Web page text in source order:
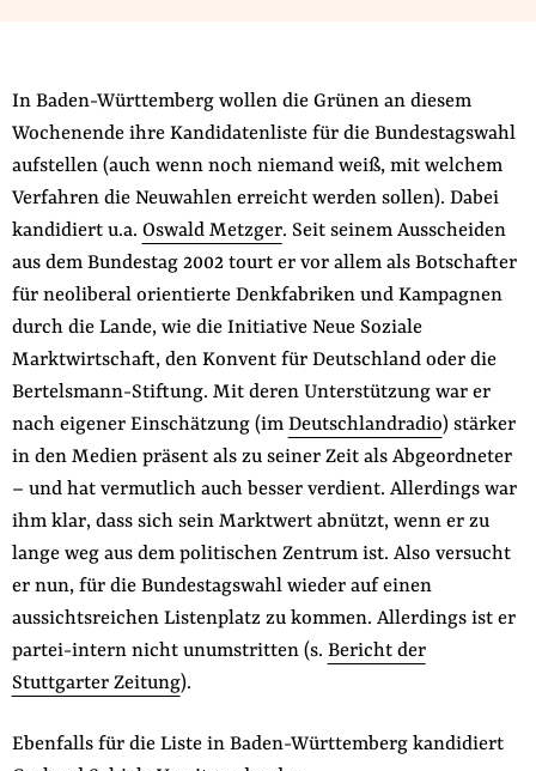
Presse
Newsletter
Appelle unterzeichnen
Impressum
Suche
auf
der
Website
Folge Uns
FacebookMastodonBlueskyInstagram
YoutubeLinkedIn
Feed
In Baden-Württemberg wollen die Grünen an diesem
Wochenende ihre Kandidatenliste für die Bundestagswahl
aufstellen (auch wenn noch niemand weiß, mit welchem
Verfahren die Neuwahlen erreicht werden sollen). Dabei
kandidiert u.a. Oswald Metzger. Seit seinem Ausscheiden
aus dem Bundestag 2002 tourt er vor allem als Botschafter
für neoliberal orientierte Denkfabriken und Kampagnen
durch die Lande, wie die Initiative Neue Soziale
Marktwirtschaft, den Konvent für Deutschland oder die
Bertelsmann-Stiftung. Mit deren Unterstützung war er
nach eigener Einschätzung (im Deutschlandradio) stärker
in den Medien präsent als zu seiner Zeit als Abgeordneter
– und hat vermutlich auch besser verdient. Allerdings war
ihm klar, dass sich sein Marktwert abnützt, wenn er zu
lange weg aus dem politischen Zentrum ist. Also versucht
er nun, für die Bundestagswahl wieder auf einen
aussichtsreichen Listenplatz zu kommen. Allerdings ist er
partei-intern nicht unumstritten (s. Bericht der
Stuttgarter Zeitung).
Ebenfalls für die Liste in Baden-Württemberg kandidiert